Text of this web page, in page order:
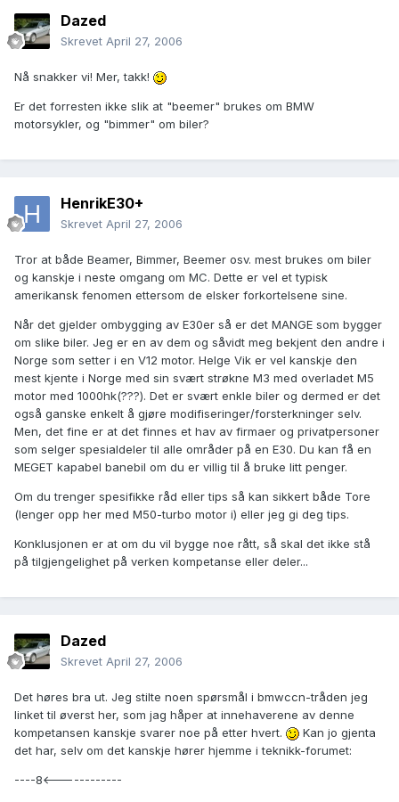
Dazed
Skrevet April 27, 2006
Nå snakker vi! Mer, takk!
Er det forresten ikke slik at "beemer" brukes om BMW
motorsykler, og "bimmer" om biler?
HenrikE30+
Skrevet April 27, 2006
Tror at både Beamer, Bimmer, Beemer osv. mest brukes om biler
og kanskje i neste omgang om MC. Dette er vel et typisk
amerikansk fenomen ettersom de elsker forkortelsene sine.
Når det gjelder ombygging av E30er så er det MANGE som bygger
om slike biler. Jeg er en av dem og såvidt meg bekjent den andre i
Norge som setter i en V12 motor. Helge Vik er vel kanskje den
mest kjente i Norge med sin svært strøkne M3 med overladet M5
motor med 1000hk(???). Det er svært enkle biler og dermed er det
også ganske enkelt å gjøre modifiseringer/forsterkninger selv.
Men, det fine er at det finnes et hav av firmaer og privatpersoner
som selger spesialdeler til alle områder på en E30. Du kan få en
MEGET kapabel banebil om du er villig til å bruke litt penger.
Om du trenger spesifikke råd eller tips så kan sikkert både Tore
(lenger opp her med M50-turbo motor i) eller jeg gi deg tips.
Konklusjonen er at om du vil bygge noe rått, så skal det ikke stå
på tilgjengelighet på verken kompetanse eller deler...
Dazed
Skrevet April 27, 2006
Det høres bra ut. Jeg stilte noen spørsmål i bmwccn-tråden jeg
linket til øverst her, som jag håper at innehaverene av denne
kompetansen kanskje svarer noe på etter hvert.
Kan jo gjenta
det har, selv om det kanskje hører hjemme i teknikk-forumet:
----8<------------